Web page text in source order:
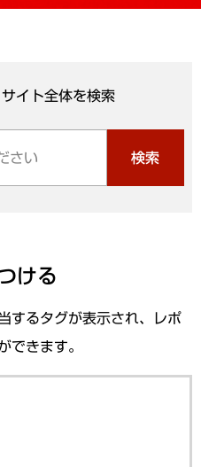
サイト全体を検索
検索
ける
するタグが表示され、レポ
できます。